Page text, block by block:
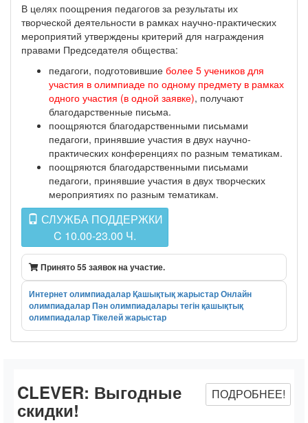
В целях поощрения педагогов за результаты их
творческой деятельности в рамках научно-практических
мероприятий утверждены критерий для награждения
правами Председателя общества:
педагоги, подготовившие более 5 учеников для
участия в олимпиаде по одному предмету в рамках
одного участия (в одной заявке), получают
благодарственные письма.
поощряются благодарственными письмами
педагоги, принявшие участия в двух научно-
практических конференциях по разным тематикам.
поощряются благодарственными письмами
педагоги, принявшие участия в двух творческих
мероприятиях по разным тематикам.
СЛУЖБА ПОДДЕРЖКИ
C 10.00-23.00 Ч.
Принято 55 заявок на участие.
Интернет олимпиадаларҚашықтық жарыстарОнлайн
олимпиадаларПән олимпиадаларытегін қашықтық
олимпиадаларТікелей жарыстар
CLEVER: Выгодные
скидки!
ПОДРОБНЕЕ!